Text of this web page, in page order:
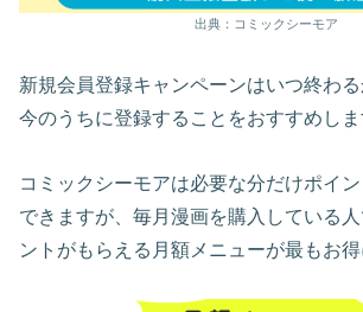
出典：コミックシーモア
新規会員登録キャンペーンはいつ終わ
今のうちに登録することをおすすめしま
コミックシーモアは必要な分だけポイ
できますが、毎月漫画を購入している
ントがもらえる月額メニューが最もお得